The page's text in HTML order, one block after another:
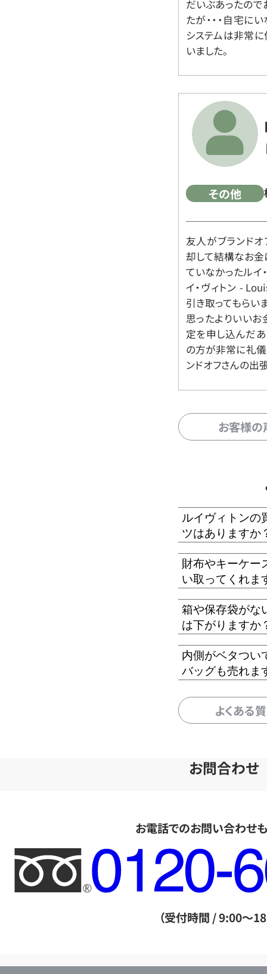
だいぶあったので
たが・・・自宅に
システムは非常に
いました。
その他
友人がブランド
却して結構なお金
ていなかったルイ
イ・ヴィトン -
引き取ってもらい
思ったよりいいお
定を申し込んだ
の方が非常に礼儀
ンドオフさんの出
お客様
ルイヴィトンの
ツはありますか
財布やキーケー
い取ってくれま
箱や保存袋がな
は下がりますか
内側がベタつい
バッグも売れま
よくある
お問合わせ
お電話でのお問い合わせ
フ
リ
ー
ル
（受付時間 / 9:00～